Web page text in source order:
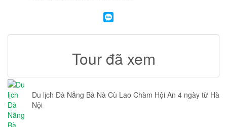
Tour đã xem
Du lịch Đà Nẵng Bà Nà Cù Lao Chàm Hội An 4 ngày từ Hà
Nội